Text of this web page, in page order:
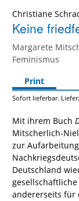
Christiane
Keine
Margarete
Feminismus
Print
Sofort lieferbar.
Mit ihrem Buch
Mitscherlich-
zur
Deutschland
andererseits für